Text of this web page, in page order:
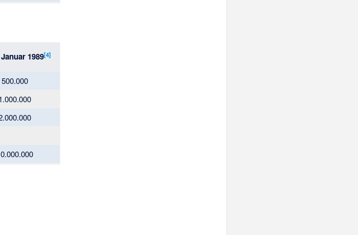
1989[4]
500.000